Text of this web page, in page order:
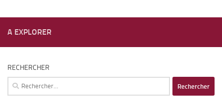
A EXPLORER
RECHERCHER
Rechercher :